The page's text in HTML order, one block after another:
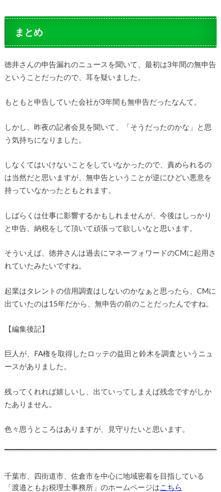
まとめ
徳井さんの申告漏れのニュースを聞いて、最初は3年間の無申告
ということだったので、耳を疑いました。
もともと申告していた会社が3年間も無申告だったなんて。
しかし、昨夜の記者会見を聞いて、「そうだったのかな」と思
う気持ちになりました。
しなくてはいけないことをしていなかったので、責められるの
は当然だと思いますが、無申告ということが逆にひどい悪意を
持っていなかったともとれます。
しばらくは仕事に影響するかもしれませんが、今後はしっかり
と申告、納税をして頂いて頑張って欲しいなと思います。
そういえば、徳井さんは過去にマネーフォワードのCMに起用さ
れていたみたいですね。
起業はタレントの信用調査はしないのかなぁと思ったら、CMに
出ていたのは15年だから、無申告の前のことだったんですね。
【編集後記】
巨人が、FA権を取得したロッテの益田と鈴木を調査というニュ
ースがありました。
残ってくれれば嬉しいし、出ていってしまえば残念ですがしか
たありません。
色々思うところはありますが、見守りたいと思います。
千葉市、四街道市、佐倉市を中心に地域密着を目指している
「渡邉ともお税理士事務所」のホームページは こちら